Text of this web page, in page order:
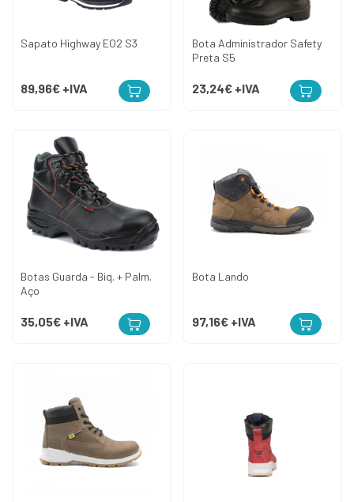
Sapato Highway EO2 S3
89,96€ +IVA
Bota Administrador Safety
Preta S5
23,24€ +IVA
Botas Guarda - Biq. + Palm.
Aço
35,05€ +IVA
Bota Lando
97,16€ +IVA